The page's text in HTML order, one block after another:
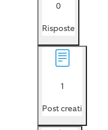
0
Risposte
1
Post creati